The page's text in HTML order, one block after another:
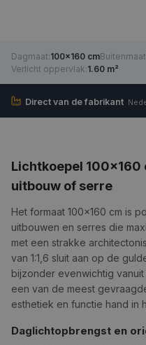
Dagmaat:100×160 cmBuitenmaat
Verlicht oppervlak:1.60 m²
Direct van de fabrikant
Lichtkoepel
uitbouw of serre
Het formaat 100×160 cm is
uitbouwen en serres die
met een strakke
van 1:1,6 sluit aan op de
bijzonder evenwichtig
een van de meest
esthetiek en functie hand in
Daglichtopbrengst en